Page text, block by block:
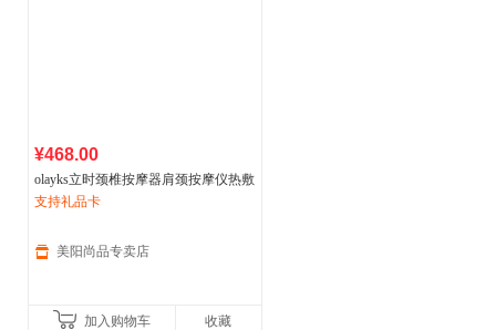
¥468.00
olayks立时颈椎按摩器肩颈按摩仪热敷
脖子脉冲颈部按摩仪护颈仪
支持礼品卡
美阳尚品专卖店
加入购物车 收藏